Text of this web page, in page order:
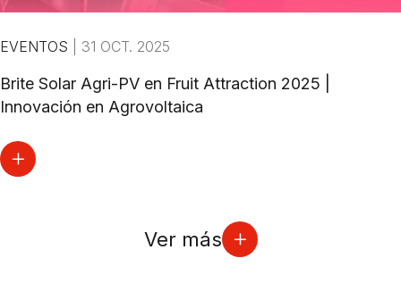
EVENTOS 31 OCT. 2025
Brite Solar Agri-PV en Fruit Attraction 2025 |
Innovación en Agrovoltaica
Ver más